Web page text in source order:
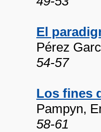
El
Pérez
54-57
Los fines
Pampyn,
58-61